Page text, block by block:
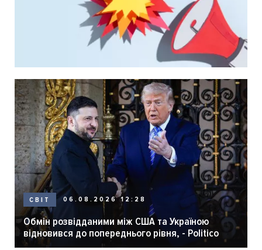
СВІТ 06.08.2026 12:28
Обмін розвідданими між США та Україною
відновився до попереднього рівня, - Politico